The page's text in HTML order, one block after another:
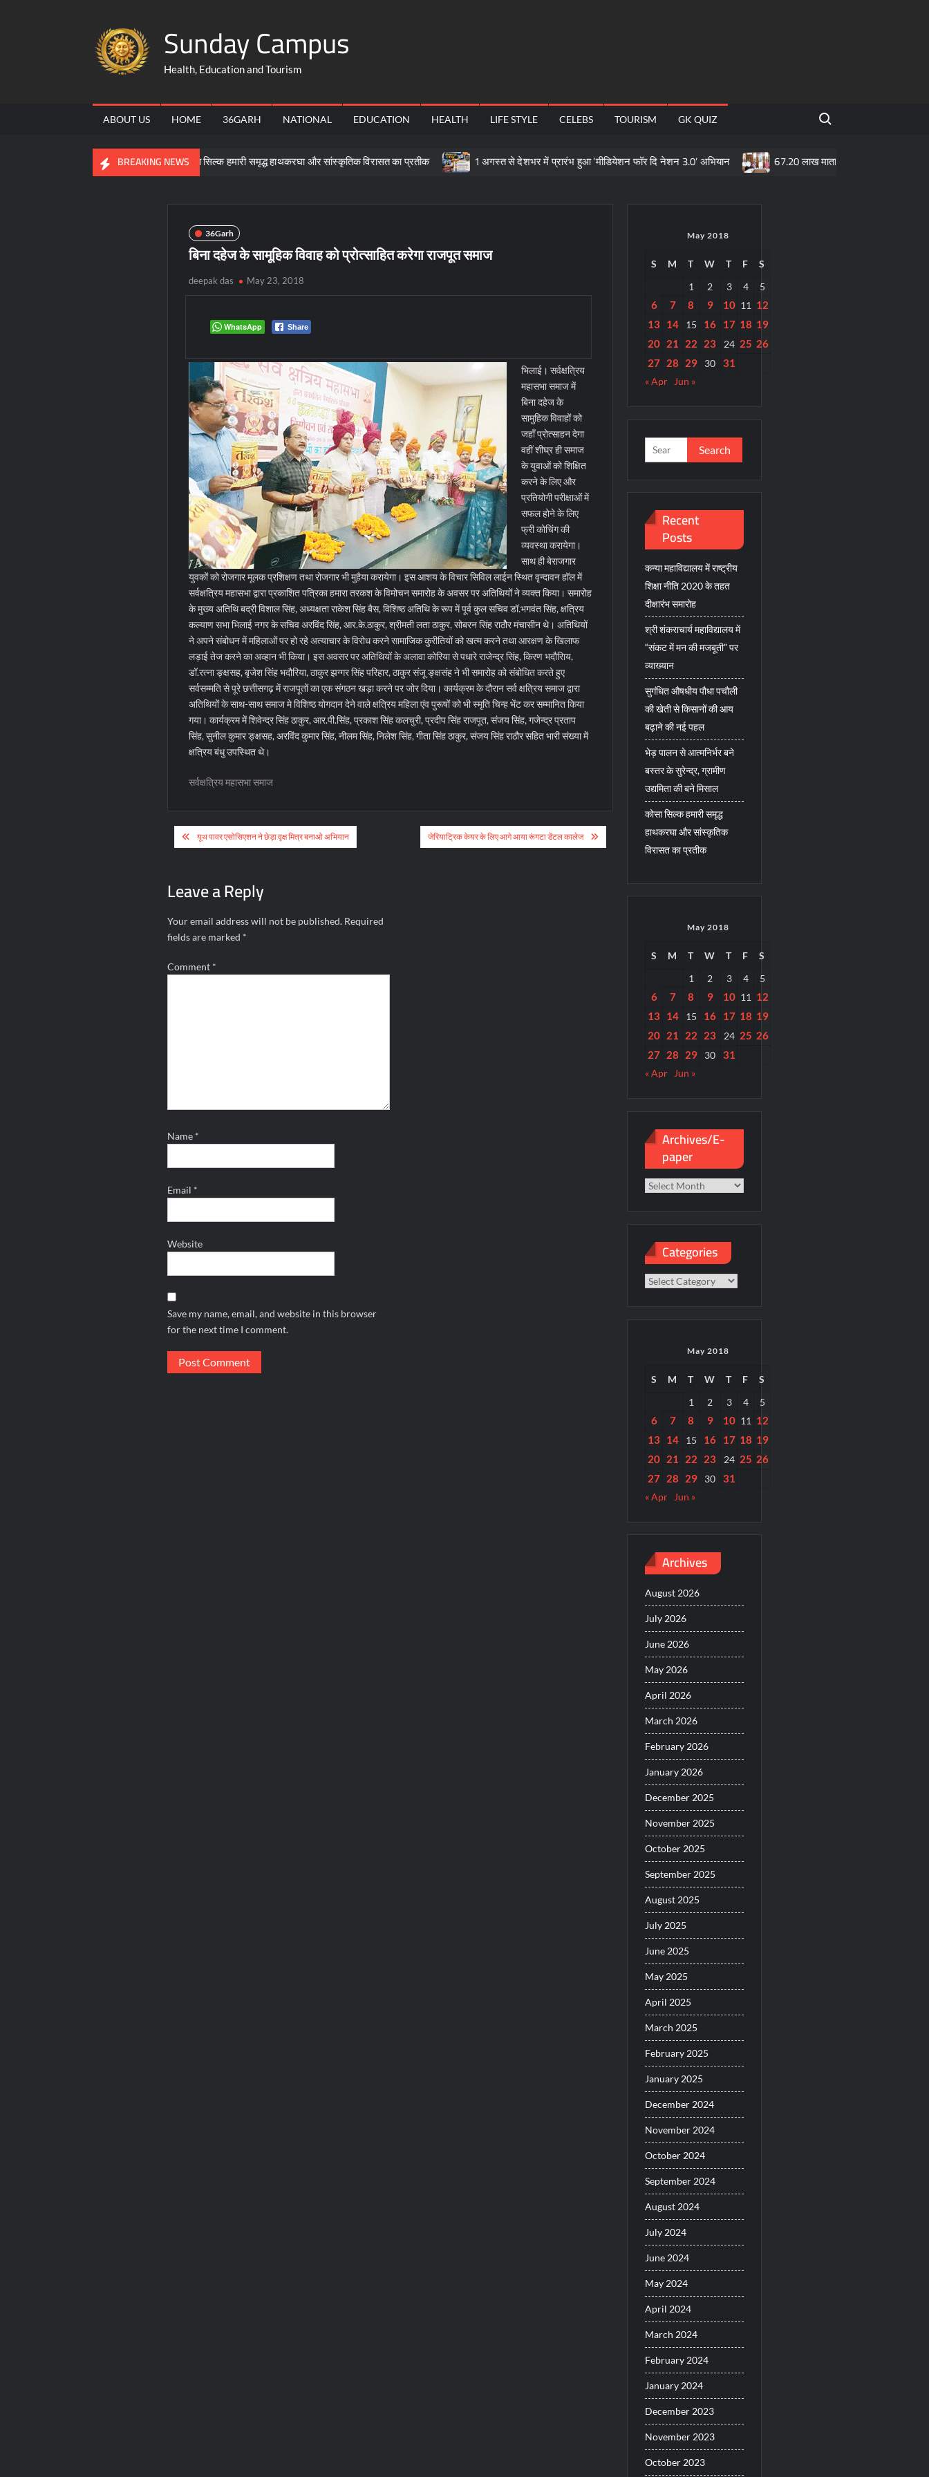
Sunday Campus
Health, Education and Tourism
ABOUT US HOME 36GARH NATIONAL EDUCATION HEALTH LIFE STYLE CELEBS TOURISM GK QUIZ
Search for:
BREAKING NEWS
कोसा सिल्क हमारी समृद्ध हाथकरघा और सांस्कृतिक विरासत का प्रतीक 1 अगस्त से देशभर में प्रारंभ हुआ ’मीडियेशन फॉर दि नेशन 3.0’ अभियान 67.20 लाख माताओं के खातों में पहुँची महतारी वंदन
36Garh
बिना दहेज के सामूहिक विवाह को प्रोत्साहित करेगा राजपूत समाज
deepak das May 23, 2018
WhatsApp Share
भिलाई। सर्वक्षत्रिय
महासभा समाज में
बिना दहेज के
सामुहिक विवाहों को
जहाँ प्रोत्साहन देगा
वहीं शीघ्र ही समाज
के युवाओं को शिक्षित
करने के लिए और
प्रतियोगी परीक्षाओं में
सफल होने के लिए
फ्री कोचिंग की
व्यवस्था करायेगा।
साथ ही बेराजगार
युवकों को रोजगार मूलक प्रशिक्षण तथा रोजगार भी मुहैया करायेगा। इस आशय के विचार सिविल लाईन स्थित वृन्दावन हॉल में
सर्वक्षत्रिय महासभा द्वारा प्रकाशित पत्रिका हमारा तरकश के विमोचन समारोह के अवसर पर अतिथियोंं ने व्यक्त किया। समारोह
के मुख्य अतिथि बद्री विशाल सिंह, अध्यक्षता राकेश सिंह बैस, विशिष्ठ अतिथि के रूप में पूर्व कुल सचिव डॉ.भगवंत सिंह, क्षत्रिय
कल्याण सभा भिलाई नगर के सचिव अरविंद सिंह, आर.के.ठाकुर, श्रीमती लता ठाकुर, सोबरन सिंह राठोैर मंचासीन थे। अतिथियों
ने अपने संबोधन में महिलाओं पर हो रहे अत्याचार के विरोध करने सामाजिक कुरीतियों को खत्म करने तथा आरक्षण के खिलाफ
लड़ाई तेज करने का अव्हान भी किया। इस अवसर पर अतिथियों के अलावा कोरिया से पधारे राजेन्द्र सिंह, किरण भदौरिाय,
डॉ.रत्ना ङ्क्षसह, बृजेश सिंह भदौरिया, ठाकुर झग्गर सिंह परिहार, ठाकुर संजू ङ्क्षसंह ने भी समारोह को संबोधित करते हुए
सर्वसम्मति से पूरे छत्तीसगढ़ में राजपूतों का एक संगठन खड़ा करने पर जोर दिया। कार्यक्रम के दौरान सर्व क्षत्रिय समाज द्वारा
अतिथियों के साथ-साथ समाज मे विशिष्ठ योगदान देने वाले क्षत्रिय महिला एंव पुरूषों को भी स्मृति चिन्ह भेंट कर सम्मानित किया
गया। कार्यक्रम में शिवेन्द्र सिंह ठाकुर, आर.पी.सिंह, प्रकाश सिंह कलचुरी, प्रदीप सिंह राजपूत, संजय सिंह, गजेन्द्र प्रताप
सिंह, सुनील कुमार ङ्क्षसह, अरविंद कुमार सिंह, नीलम सिंह, निलेश सिंह, गीता सिंह ठाकुर, संजय सिंह राठौर सहित भारी संख्या में
क्षत्रिय बंधु उपस्थित थे।
सर्वक्षत्रिय महासभा समाज
Post
navigation
यूथ पावर एसोसिएशन ने छेड़ा वृक्ष मित्र बनाओ अभियान जेरियाट्रिक केयर के लिए आगे आया रूंगटा डेंटल कालेज
Leave a Reply
Your email address will not be published. Required
fields are marked *
Comment *
Name *
Email *
Website
Save my name, email, and website in this browser
for the next time I comment.
May 2018
S M T W T F
S
1
2 3 4 5
6 7 8 9 10 11 12
13 14 15 16 17 18 19
20 21 22 23 24 25 26
27 28 29 30 31
« Apr Jun »
Search
for:
Recent
Posts
कन्या महाविद्यालय में राष्ट्रीय
शिक्षा नीति 2020 के तहत
दीक्षारंभ समारोह
श्री शंकराचार्य महाविद्यालय में
“संकट में मन की मजबूती” पर
व्याख्यान
सुगंधित औषधीय पौधा पचौली
की खेती से किसानों की आय
बढ़ाने की नई पहल
भेड़ पालन से आत्मनिर्भर बने
बस्तर के सुरेन्द्र, ग्रामीण
उद्यमिता की बने मिसाल
कोसा सिल्क हमारी समृद्ध
हाथकरघा और सांस्कृतिक
विरासत का प्रतीक
May 2018
S M T W T F
S
1
2 3 4 5
6 7 8 9 10 11 12
13 14 15 16 17 18 19
20 21 22 23 24 25 26
27 28 29 30 31
« Apr Jun »
Archives/E-
paper
Archives/E-
Categories
Categories
May 2018
S M T W T F
S
1
2 3 4 5
6 7 8 9 10 11 12
13 14 15 16 17 18 19
20 21 22 23 24 25 26
27 28 29 30 31
« Apr Jun »
Archives
August 2026
July 2026
June 2026
May 2026
April 2026
March 2026
February 2026
January 2026
December 2025
November 2025
October 2025
September 2025
August 2025
July 2025
June 2025
May 2025
April 2025
March 2025
February 2025
January 2025
December 2024
November 2024
October 2024
September 2024
August 2024
July 2024
June 2024
May 2024
April 2024
March 2024
February 2024
January 2024
December 2023
November 2023
October 2023